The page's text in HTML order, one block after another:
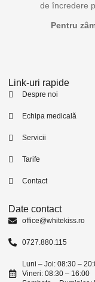
de încredere
Pentru
Link-uri rapide
Despre noi
Echipa medicală
Servicii
Tarife
Contact
Date contact
office@whitekiss.ro
0727.880.115
Luni – Joi: 08:30 –
Vineri: 08:30 – 16:00